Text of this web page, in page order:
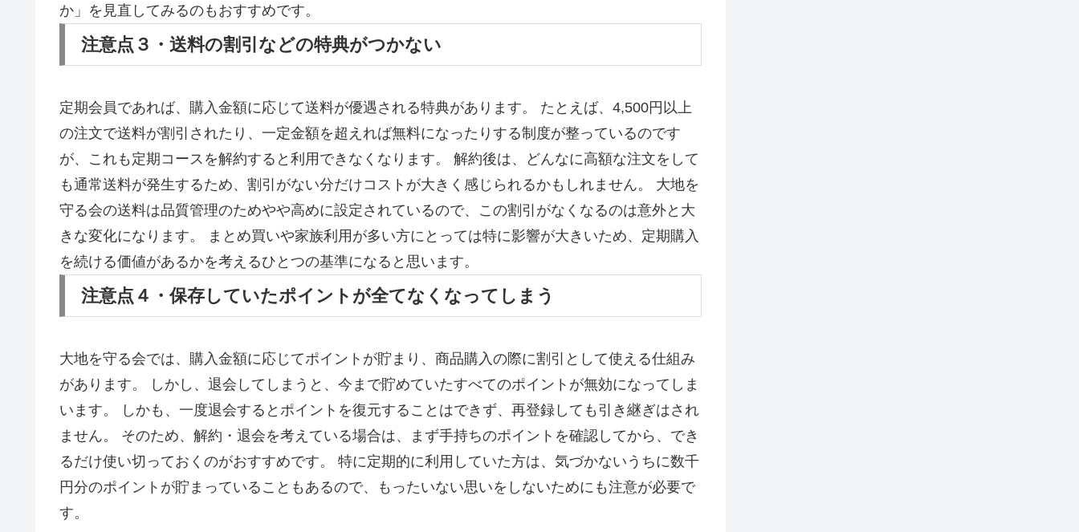
か」を見直してみるのもおすすめです。
注意点３・送料の割引などの特典がつかない
定期会員であれば、購入金額に応じて送料が優遇される特典があります。 たとえば、4,500円以上
の注文で送料が割引されたり、一定金額を超えれば無料になったりする制度が整っているのです
が、これも定期コースを解約すると利用できなくなります。 解約後は、どんなに高額な注文をして
も通常送料が発生するため、割引がない分だけコストが大きく感じられるかもしれません。 大地を
守る会の送料は品質管理のためやや高めに設定されているので、この割引がなくなるのは意外と大
きな変化になります。 まとめ買いや家族利用が多い方にとっては特に影響が大きいため、定期購入
を続ける価値があるかを考えるひとつの基準になると思います。
注意点４・保存していたポイントが全てなくなってしまう
大地を守る会では、購入金額に応じてポイントが貯まり、商品購入の際に割引として使える仕組み
があります。 しかし、退会してしまうと、今まで貯めていたすべてのポイントが無効になってしま
います。 しかも、一度退会するとポイントを復元することはできず、再登録しても引き継ぎはされ
ません。 そのため、解約・退会を考えている場合は、まず手持ちのポイントを確認してから、でき
るだけ使い切っておくのがおすすめです。 特に定期的に利用していた方は、気づかないうちに数千
円分のポイントが貯まっていることもあるので、もったいない思いをしないためにも注意が必要で
す。